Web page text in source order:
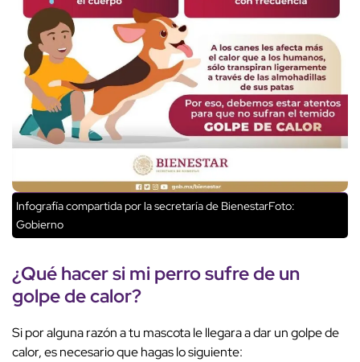
Infografía compartida por la secretaría de BienestarFoto:
Gobierno
¿Qué hacer si mi perro sufre de un
golpe de calor?
Si por alguna razón a tu mascota le llegara a dar un golpe de
calor, es necesario que hagas lo siguiente: